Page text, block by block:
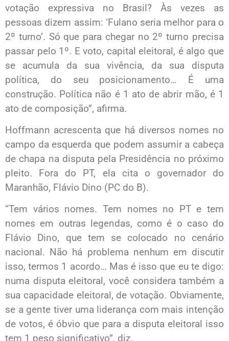
votação expressiva no Brasil? Às vezes as
pessoas dizem assim: ‘Fulano seria melhor para o
2º turno’. Só que para chegar no 2º turno precisa
passar pelo 1º. E voto, capital eleitoral, é algo que
se acumula da sua vivência, da sua disputa
política, do seu posicionamento… É uma
construção. Política não é 1 ato de abrir mão, é 1
ato de composição”, afirma.
Hoffmann acrescenta que há diversos nomes no
campo da esquerda que podem assumir a cabeça
de chapa na disputa pela Presidência no próximo
pleito. Fora do PT, ela cita o governador do
Maranhão, Flávio Dino (PC do B).
“Tem vários nomes. Tem nomes no PT e tem
nomes em outras legendas, como é o caso do
Flávio Dino, que tem se colocado no cenário
nacional. Não há problema nenhum em discutir
isso, termos 1 acordo… Mas é isso que eu te digo:
numa disputa eleitoral, você considera também a
sua capacidade eleitoral, de votação. Obviamente,
se a gente tiver uma liderança com mais intenção
de votos, é óbvio que para a disputa eleitoral isso
tem 1 peso significativo”, diz.